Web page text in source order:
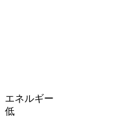
エネルギー
低